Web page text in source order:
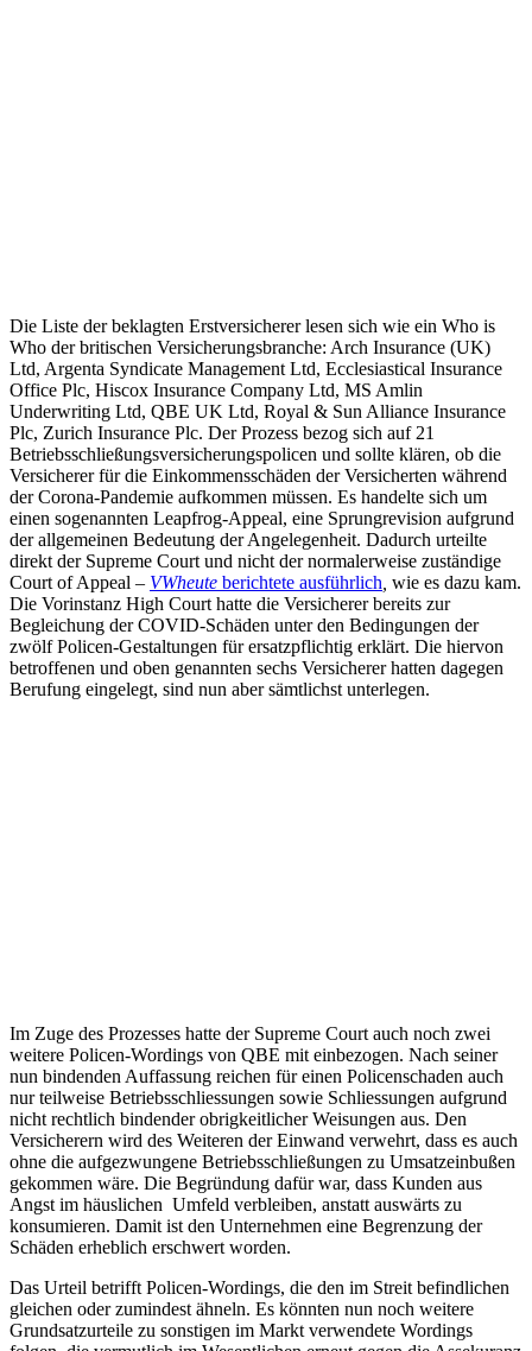
Die Liste der beklagten Erstversicherer lesen sich wie ein Who is
Who der britischen Versicherungsbranche: Arch Insurance (UK)
Ltd, Argenta Syndicate Management Ltd, Ecclesiastical Insurance
Office Plc, Hiscox Insurance Company Ltd, MS Amlin
Underwriting Ltd, QBE UK Ltd, Royal & Sun Alliance Insurance
Plc, Zurich Insurance Plc. Der Prozess bezog sich auf 21
Betriebsschließungsversicherungspolicen und sollte klären, ob die
Versicherer für die Einkommensschäden der Versicherten während
der Corona-Pandemie aufkommen müssen. Es handelte sich um
einen sogenannten Leapfrog-Appeal, eine Sprungrevision aufgrund
der allgemeinen Bedeutung der Angelegenheit. Dadurch urteilte
direkt der Supreme Court und nicht der normalerweise zuständige
Court of Appeal – VWheute berichtete ausführlich, wie es dazu kam.
Die Vorinstanz High Court hatte die Versicherer bereits zur
Begleichung der COVID-Schäden unter den Bedingungen der
zwölf Policen-Gestaltungen für ersatzpflichtig erklärt. Die hiervon
betroffenen und oben genannten sechs Versicherer hatten dagegen
Berufung eingelegt, sind nun aber sämtlichst unterlegen.
Im Zuge des Prozesses hatte der Supreme Court auch noch zwei
weitere Policen-Wordings von QBE mit einbezogen. Nach seiner
nun bindenden Auffassung reichen für einen Policenschaden auch
nur teilweise Betriebsschliessungen sowie Schliessungen aufgrund
nicht rechtlich bindender obrigkeitlicher Weisungen aus. Den
Versicherern wird des Weiteren der Einwand verwehrt, dass es auch
ohne die aufgezwungene Betriebsschließungen zu Umsatzeinbußen
gekommen wäre. Die Begründung dafür war, dass Kunden aus
Angst im häuslichen Umfeld verbleiben, anstatt auswärts zu
konsumieren. Damit ist den Unternehmen eine Begrenzung der
Schäden erheblich erschwert worden.
Das Urteil betrifft Policen-Wordings, die den im Streit befindlichen
gleichen oder zumindest ähneln. Es könnten nun noch weitere
Grundsatzurteile zu sonstigen im Markt verwendete Wordings